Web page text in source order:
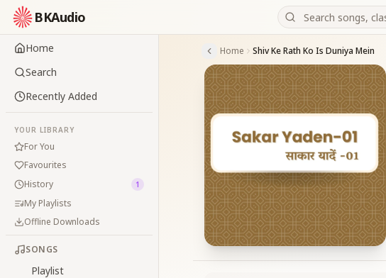
BKAudio
Home
Search
Recently Added
YOUR LIBRARY
For You
Favourites
History
1
My Playlists
Offline Downloads
SONGS
Playlist
Home Shiv Ke Rath Ko Is Duniya Mein